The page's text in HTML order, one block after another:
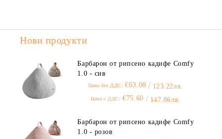
Нови продукти
Барбарон от рипсено кадифе Comfy
1.0 - сив
Цена без ДДС: €63.00 123.22лв.
Цена с ДДС: €75.60 147.86лв.
Барбарон от рипсено кадифе Comfy
1.0 - розов